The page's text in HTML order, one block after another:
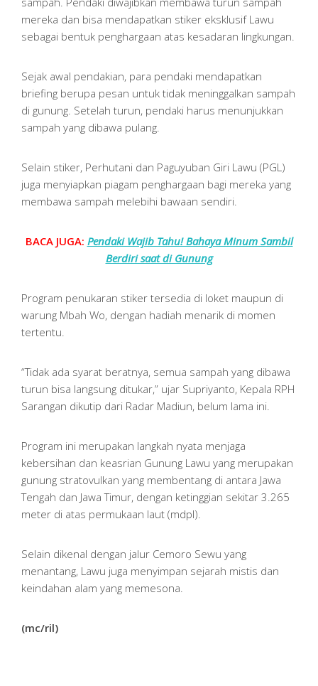
mereka dan bisa mendapatkan stiker eksklusif Lawu
sebagai bentuk penghargaan atas kesadaran lingkungan.
Sejak awal pendakian, para pendaki mendapatkan
briefing berupa pesan untuk tidak meninggalkan sampah
di gunung. Setelah turun, pendaki harus menunjukkan
sampah yang dibawa pulang.
Selain stiker, Perhutani dan Paguyuban Giri Lawu (PGL)
juga menyiapkan piagam penghargaan bagi mereka yang
membawa sampah melebihi bawaan sendiri.
BACA JUGA: Pendaki Wajib Tahu! Bahaya Minum Sambil
Berdiri saat di Gunung
Program penukaran stiker tersedia di loket maupun di
warung Mbah Wo, dengan hadiah menarik di momen
tertentu.
“Tidak ada syarat beratnya, semua sampah yang dibawa
turun bisa langsung ditukar,” ujar Supriyanto, Kepala RPH
Sarangan dikutip dari Radar Madiun, belum lama ini.
Program ini merupakan langkah nyata menjaga
kebersihan dan keasrian Gunung Lawu yang merupakan
gunung stratovulkan yang membentang di antara Jawa
Tengah dan Jawa Timur, dengan ketinggian sekitar 3.265
meter di atas permukaan laut (mdpl).
Selain dikenal dengan jalur Cemoro Sewu yang
menantang, Lawu juga menyimpan sejarah mistis dan
keindahan alam yang memesona.
(mc/ril)